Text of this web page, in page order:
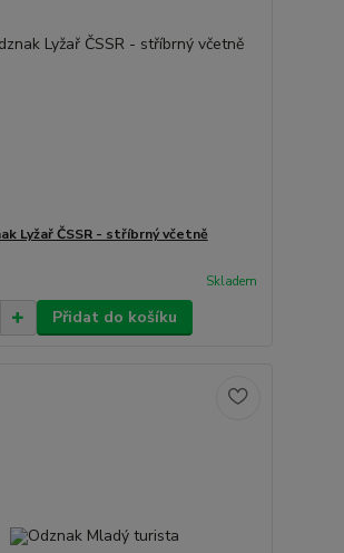
Lyžař ČSSR - stříbrný včetně
Skladem
Přidat do košíku